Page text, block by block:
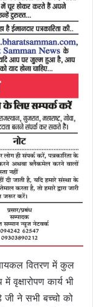
वितरण में कुल
कार्य भी
जी ने सभी बच्चो को